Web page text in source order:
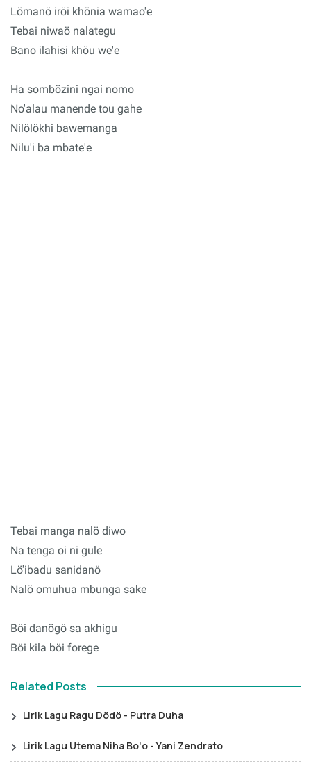
Lömanö iröi khönia wamao'e
Tebai niwaö nalategu
Bano ilahisi khöu we'e
Ha sombözini ngai nomo
No'alau manende tou gahe
Nilölökhi bawemanga
Nilu'i ba mbate'e
Tebai manga nalö diwo
Na tenga oi ni gule
Lö'ibadu sanidanö
Nalö omuhua mbunga sake
Böi danögö sa akhigu
Böi kila böi forege
Related Posts
Lirik Lagu Ragu Dödö - Putra Duha
Lirik Lagu Utema Niha Bo'o - Yani Zendrato